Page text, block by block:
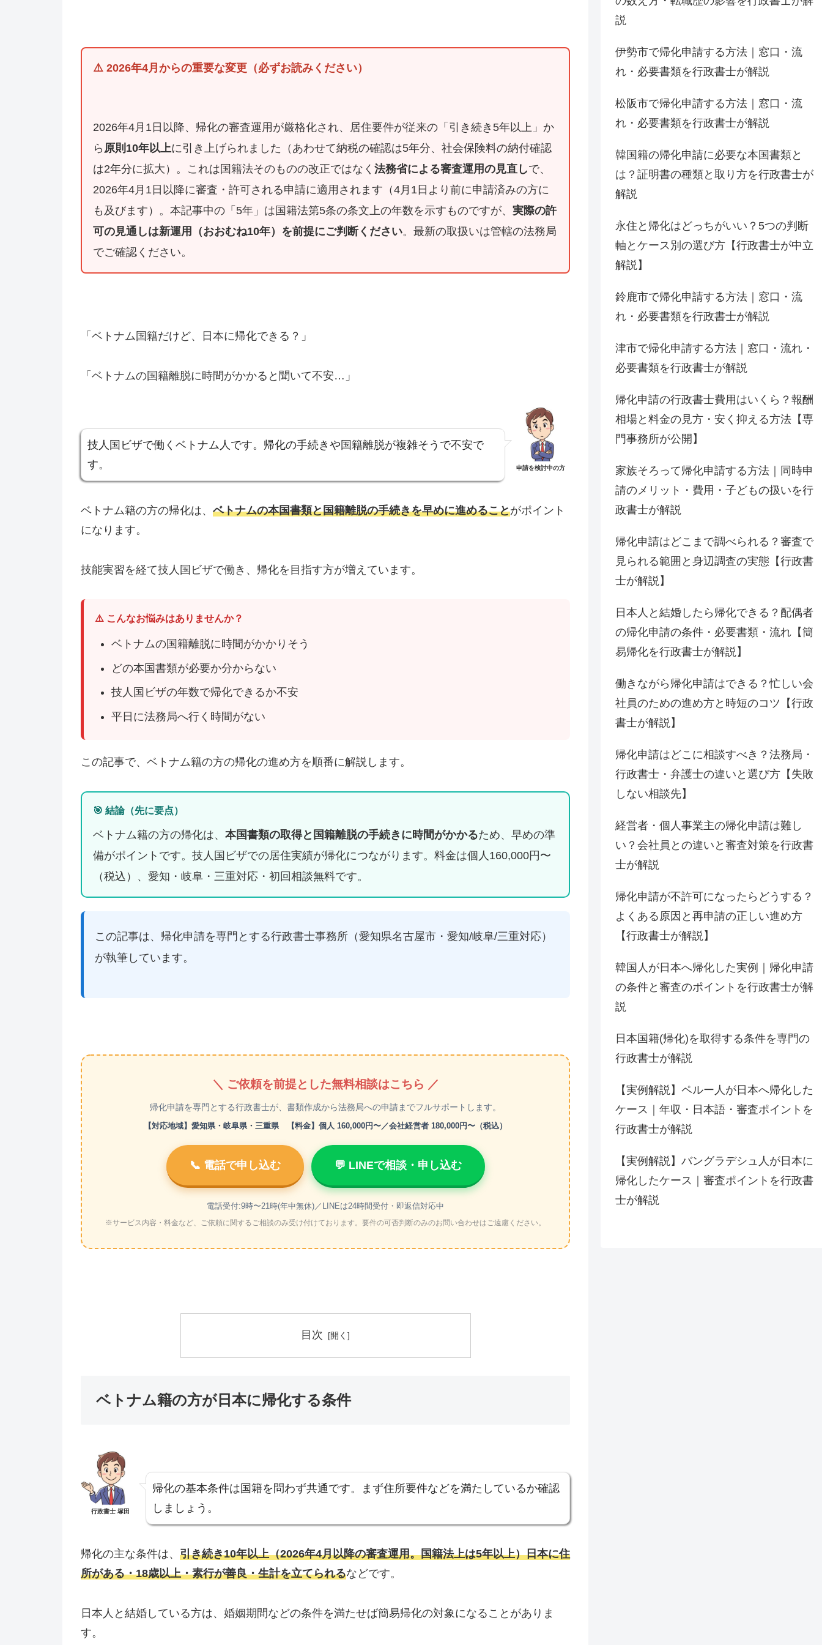
⚠️ 2026年4月からの重要な変更（必ずお読みください）
2026年4月1日以降、帰化の審査運用が厳格化され、居住要件が従来の「引き続き5年以上」か
ら 原則10年以上に引き上げられました（あわせて納税の確認は5年分、社会保険料の納付確認
は2年分に拡大）。これは国籍法そのものの改正ではなく 法務省による審査運用の見直しで、
2026年4月1日以降に審査・許可される申請に適用されます（4月1日より前に申請済みの方に
も及びます）。本記事中の「5年」は国籍法第5条の条文上の年数を示すものですが、 実際の許
可の見通しは新運用（おおむね10年）を前提にご判断ください。最新の取扱いは管轄の法務局
でご確認ください。
「ベトナム国籍だけど、日本に帰化できる？」
「ベトナムの国籍離脱に時間がかかると聞いて不安…」
技人国ビザで働くベトナム人です。帰化の手続きや国籍離脱が複雑そうで不安で
す。
申請を検討中の方
ベトナム籍の方の帰化は、 ベトナムの本国書類と国籍離脱の手続きを早めに進めることがポイント
になります。
技能実習を経て技人国ビザで働き、帰化を目指す方が増えています。
⚠️ こんなお悩みはありませんか？
ベトナムの国籍離脱に時間がかかりそう
どの本国書類が必要か分からない
技人国ビザの年数で帰化できるか不安
平日に法務局へ行く時間がない
この記事で、ベトナム籍の方の帰化の進め方を順番に解説します。
🎯 結論（先に要点）
ベトナム籍の方の帰化は、 本国書類の取得と国籍離脱の手続きに時間がかかるため、早めの準
備がポイントです。技人国ビザでの居住実績が帰化につながります。料金は個人160,000円〜
（税込）、愛知・岐阜・三重対応・初回相談無料です。
この記事は、帰化申請を専門とする行政書士事務所（愛知県名古屋市・愛知/岐阜/三重対応）
が執筆しています。
＼ ご依頼を前提とした無料相談はこちら ／
帰化申請を専門とする行政書士が、書類作成から法務局への申請までフルサポートします。
【対応地域】愛知県・岐阜県・三重県 【料金】個人 160,000円〜／会社経営者 180,000円〜（税込）
📞 電話で申し込む 💬 LINEで相談・申し込む
電話受付:9時〜21時(年中無休)／LINEは24時間受付・即返信対応中
※サービス内容・料金など、ご依頼に関するご相談のみ受け付けております。要件の可否判断のみのお問い合わせはご遠慮ください。
目次
ベトナム籍の方が日本に帰化する条件
行政書士 塚田
帰化の基本条件は国籍を問わず共通です。まず住所要件などを満たしているか確認
しましょう。
帰化の主な条件は、 引き続き10年以上（2026年4月以降の審査運用。国籍法上は5年以上）日本に住
所がある・18歳以上・素行が善良・生計を立てられるなどです。
日本人と結婚している方は、婚姻期間などの条件を満たせば簡易帰化の対象になることがありま
す。
説
伊勢市で帰化申請する方法｜窓口・流
れ・必要書類を行政書士が解説
松阪市で帰化申請する方法｜窓口・流
れ・必要書類を行政書士が解説
韓国籍の帰化申請に必要な本国書類と
は？証明書の種類と取り方を行政書士が
解説
永住と帰化はどっちがいい？5つの判断
軸とケース別の選び方【行政書士が中立
解説】
鈴鹿市で帰化申請する方法｜窓口・流
れ・必要書類を行政書士が解説
津市で帰化申請する方法｜窓口・流れ・
必要書類を行政書士が解説
帰化申請の行政書士費用はいくら？報酬
相場と料金の見方・安く抑える方法【専
門事務所が公開】
家族そろって帰化申請する方法｜同時申
請のメリット・費用・子どもの扱いを行
政書士が解説
帰化申請はどこまで調べられる？審査で
見られる範囲と身辺調査の実態【行政書
士が解説】
日本人と結婚したら帰化できる？配偶者
の帰化申請の条件・必要書類・流れ【簡
易帰化を行政書士が解説】
働きながら帰化申請はできる？忙しい会
社員のための進め方と時短のコツ【行政
書士が解説】
帰化申請はどこに相談すべき？法務局・
行政書士・弁護士の違いと選び方【失敗
しない相談先】
経営者・個人事業主の帰化申請は難し
い？会社員との違いと審査対策を行政書
士が解説
帰化申請が不許可になったらどうする？
よくある原因と再申請の正しい進め方
【行政書士が解説】
韓国人が日本へ帰化した実例｜帰化申請
の条件と審査のポイントを行政書士が解
説
日本国籍(帰化)を取得する条件を専門の
行政書士が解説
【実例解説】ペルー人が日本へ帰化した
ケース｜年収・日本語・審査ポイントを
行政書士が解説
【実例解説】バングラデシュ人が日本に
帰化したケース｜審査ポイントを行政書
士が解説